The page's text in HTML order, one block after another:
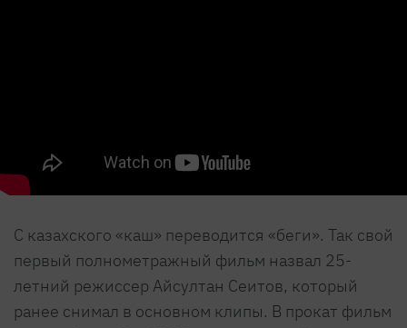
С казахского «каш» переводится «беги». Так свой
первый полнометражный фильм назвал 25-
летний режиссер Айсултан Сеитов, который
ранее снимал в основном клипы. В прокат фильм